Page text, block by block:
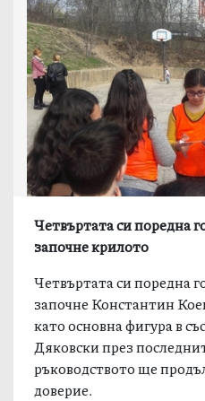
Четвъртата си поредна
започне крилото
Четвъртата си поредна
започне Константин
като основна фигура в
Дяковски през
ръководството ще
доверие.